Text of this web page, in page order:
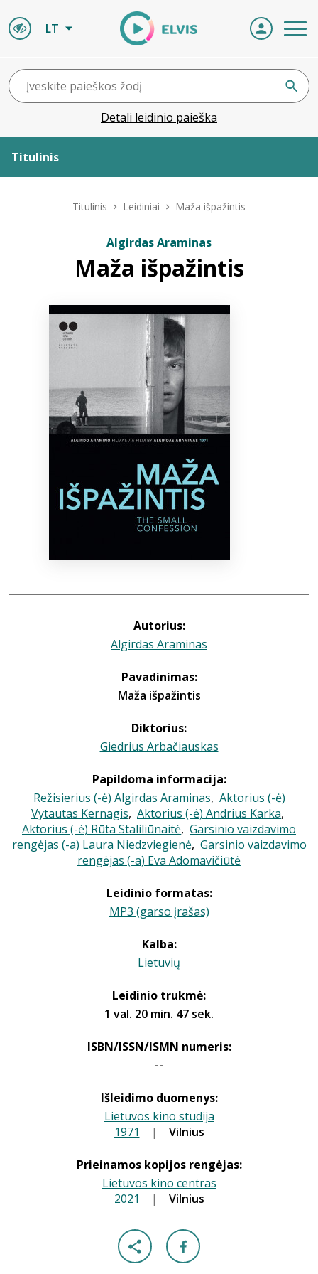
LT
Detali leidinio paieška
Titulinis
ELVIS atvyksta
Naujienos
Titulinis Leidiniai Maža išpažintis
Algirdas Araminas
Maža išpažintis
Autorius:
Algirdas Araminas
Pavadinimas:
Maža išpažintis
Diktorius:
Giedrius Arbačiauskas
Papildoma informacija:
Režisierius (-ė) Algirdas Araminas, Aktorius (-ė)
Vytautas Kernagis, Aktorius (-ė) Andrius Karka,
Aktorius (-ė) Rūta Staliliūnaitė, Garsinio vaizdavimo
rengėjas (-a) Laura Niedzviegienė, Garsinio vaizdavimo
rengėjas (-a) Eva Adomavičiūtė
Leidinio formatas:
MP3 (garso įrašas)
Kalba:
Lietuvių
Leidinio trukmė:
1 val. 20 min. 47 sek.
ISBN/ISSN/ISMN numeris:
--
Išleidimo duomenys:
Lietuvos kino studija
1971 | Vilnius
Prieinamos kopijos rengėjas:
Lietuvos kino centras
2021 | Vilnius